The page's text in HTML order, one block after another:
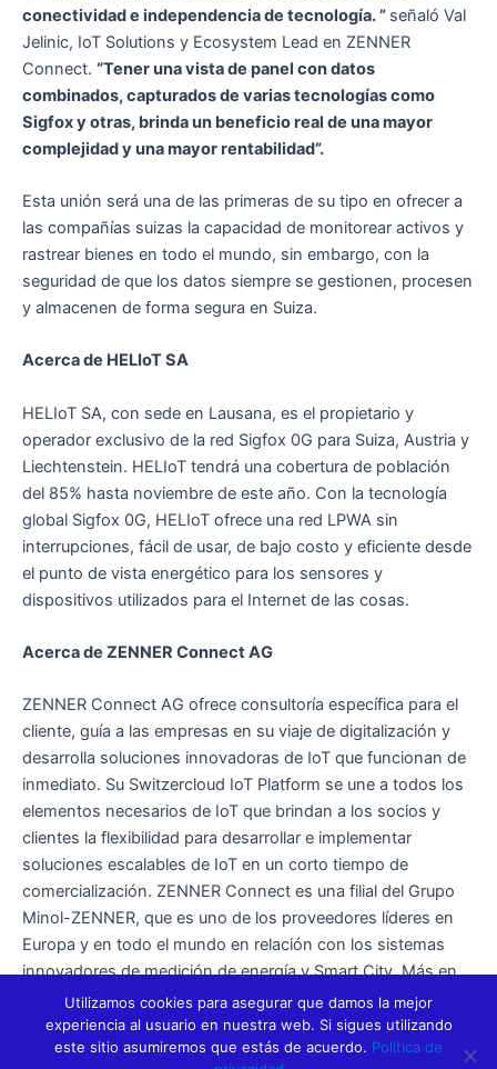
conectividad e independencia de tecnología. ” señaló Val
Jelinic, IoT Solutions y Ecosystem Lead en ZENNER
Connect. “Tener una vista de panel con datos
combinados, capturados de varias tecnologías como
Sigfox y otras, brinda un beneficio real de una mayor
complejidad y una mayor rentabilidad”.
Esta unión será una de las primeras de su tipo en ofrecer a
las compañías suizas la capacidad de monitorear activos y
rastrear bienes en todo el mundo, sin embargo, con la
seguridad de que los datos siempre se gestionen, procesen
y almacenen de forma segura en Suiza.
Acerca de HELIoT SA
HELIoT SA, con sede en Lausana, es el propietario y
operador exclusivo de la red Sigfox 0G para Suiza, Austria y
Liechtenstein. HELIoT tendrá una cobertura de población
del 85% hasta noviembre de este año. Con la tecnología
global Sigfox 0G, HELIoT ofrece una red LPWA sin
interrupciones, fácil de usar, de bajo costo y eficiente desde
el punto de vista energético para los sensores y
dispositivos utilizados para el Internet de las cosas.
Acerca de ZENNER Connect AG
ZENNER Connect AG ofrece consultoría específica para el
cliente, guía a las empresas en su viaje de digitalización y
desarrolla soluciones innovadoras de IoT que funcionan de
inmediato. Su Switzercloud IoT Platform se une a todos los
elementos necesarios de IoT que brindan a los socios y
clientes la flexibilidad para desarrollar e implementar
soluciones escalables de IoT en un corto tiempo de
comercialización. ZENNER Connect es una filial del Grupo
Minol-ZENNER, que es uno de los proveedores líderes en
Europa y en todo el mundo en relación con los sistemas
innovadores de medición de energía y Smart City. Más en
www.switzer.cloud
Utilizamos cookies para asegurar que damos la mejor
experiencia al usuario en nuestra web. Si sigues utilizando
este sitio asumiremos que estás de acuerdo. Política de